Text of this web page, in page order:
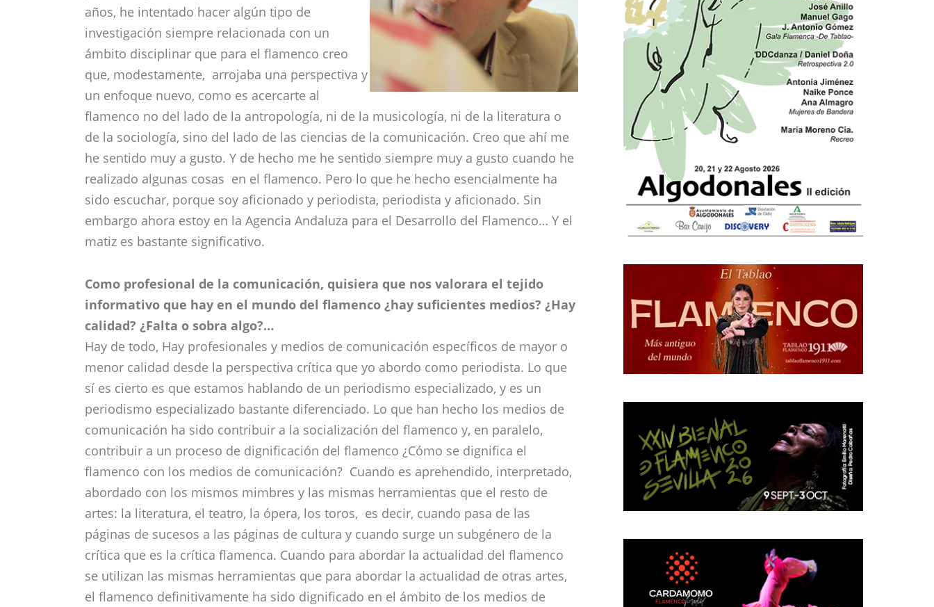
años, he intentado hacer algún tipo de
investigación siempre relacionada con un
ámbito disciplinar que para el flamenco creo
que, modestamente, arrojaba una perspectiva y
un enfoque nuevo, como es acercarte al
flamenco no del lado de la antropología, ni de la musicología, ni de la literatura o
de la sociología, sino del lado de las ciencias de la comunicación. Creo que ahí me
he sentido muy a gusto. Y de hecho me he sentido siempre muy a gusto cuando he
realizado algunas cosas en el flamenco. Pero lo que he hecho esencialmente ha
sido escuchar, porque soy aficionado y periodista, periodista y aficionado. Sin
embargo ahora estoy en la Agencia Andaluza para el Desarrollo del Flamenco… Y el
matiz es bastante significativo.
Como profesional de la comunicación, quisiera que nos valorara el tejido
informativo que hay en el mundo del flamenco ¿hay suficientes medios? ¿Hay
calidad? ¿Falta o sobra algo?…
Hay de todo, Hay profesionales y medios de comunicación específicos de mayor o
menor calidad desde la perspectiva crítica que yo abordo como periodista. Lo que
sí es cierto es que estamos hablando de un periodismo especializado, y es un
periodismo especializado bastante diferenciado. Lo que han hecho los medios de
comunicación ha sido contribuir a la socialización del flamenco y, en paralelo,
contribuir a un proceso de dignificación del flamenco ¿Cómo se dignifica el
flamenco con los medios de comunicación? Cuando es aprehendido, interpretado,
abordado con los mismos mimbres y las mismas herramientas que el resto de
artes: la literatura, el teatro, la ópera, los toros, es decir, cuando pasa de las
páginas de sucesos a las páginas de cultura y cuando surge un subgénero de la
crítica que es la crítica flamenca. Cuando para abordar la actualidad del flamenco
se utilizan las mismas herramientas que para abordar la actualidad de otras artes,
el flamenco definitivamente ha sido dignificado en el ámbito de los medios de